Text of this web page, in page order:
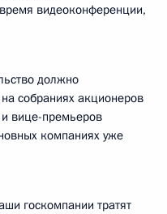
видеоконференции,
должно
собраниях акционеров
вице-премьеров
компаниях уже
госкомпании тратят